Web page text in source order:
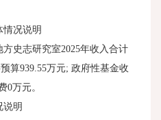
情况说明
方史志研究室2025年收入合计
算939.55万元; 政府性基金收
0万元。
说明